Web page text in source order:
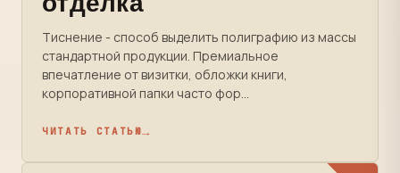
Тиснение - способ выделить полиграфию из массы
стандартной продукции. Премиальное
впечатление от визитки, обложки книги,
корпоративной папки часто фор...
ЧИТАТЬ СТАТЬЮ